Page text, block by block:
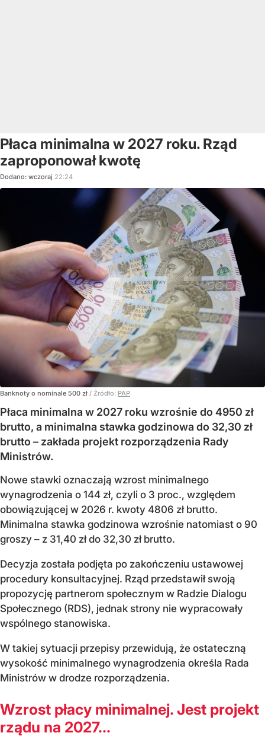
Płaca minimalna w 2027 roku. Rząd
zaproponował kwotę
Dodano: wczoraj 22:24
Banknoty o nominale 500 zł / Źródło: PAP
Płaca minimalna w 2027 roku wzrośnie do 4950 zł
brutto, a minimalna stawka godzinowa do 32,30 zł
brutto – zakłada projekt rozporządzenia Rady
Ministrów.
Nowe stawki oznaczają wzrost minimalnego
wynagrodzenia o 144 zł, czyli o 3 proc., względem
obowiązującej w 2026 r. kwoty 4806 zł brutto.
Minimalna stawka godzinowa wzrośnie natomiast o 90
groszy – z 31,40 zł do 32,30 zł brutto.
Decyzja została podjęta po zakończeniu ustawowej
procedury konsultacyjnej. Rząd przedstawił swoją
propozycję partnerom społecznym w Radzie Dialogu
Społecznego (RDS), jednak strony nie wypracowały
wspólnego stanowiska.
W takiej sytuacji przepisy przewidują, że ostateczną
wysokość minimalnego wynagrodzenia określa Rada
Ministrów w drodze rozporządzenia.
Wzrost płacy minimalnej. Jest projekt
rządu na 2027...